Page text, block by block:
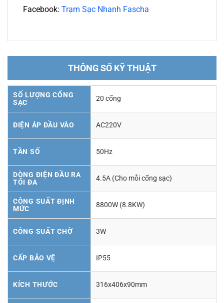
Facebook: Trạm Sạc Nhanh Fascha
THÔNG SỐ KỸ THUẬT
SỐ LƯỢNG CỔNG
SẠC
20 cổng
ĐIỆN ÁP ĐẦU VÀO AC220V
TẦN SỐ 50Hz
DÒNG ĐIỆN ĐẦU RA
TỐI ĐA
4.5A (Cho mỗi cổng sạc)
CÔNG SUẤT ĐỊNH
MỨC
8800W (8.8KW)
CÔNG SUẤT CHỜ 3W
CẤP BẢO VỆ IP55
KÍCH THƯỚC 316x406x90mm